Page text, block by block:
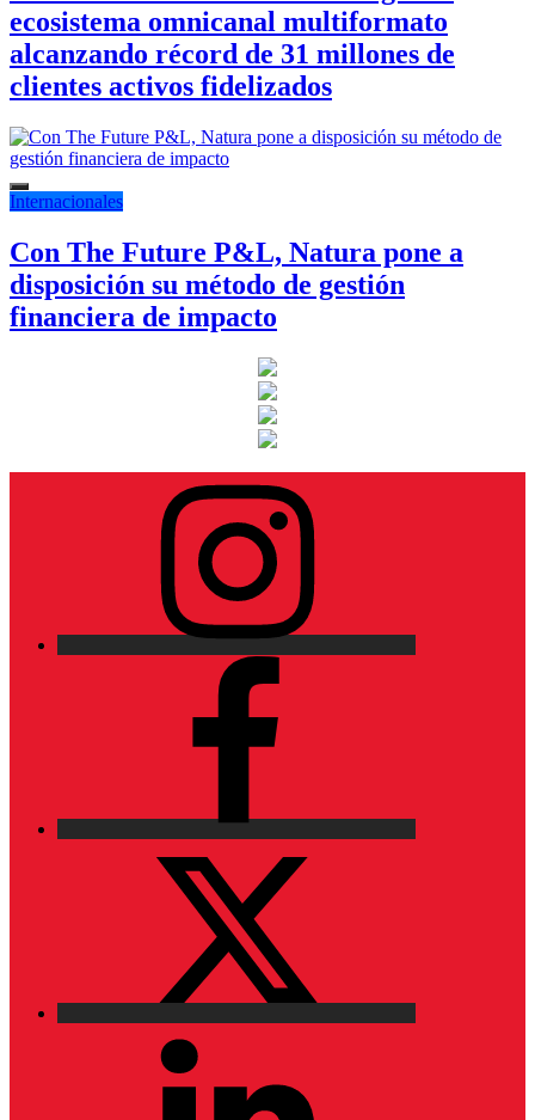
ecosistema omnicanal multiformato
alcanzando récord de 31 millones de
clientes activos fidelizados
Internacionales
Con The Future P&L, Natura pone a
disposición su método de gestión
financiera de impacto